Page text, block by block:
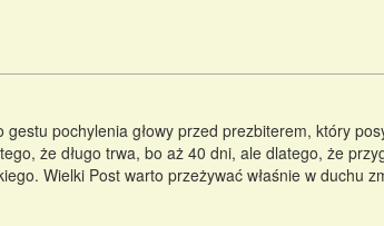
pochylenia głowy przed prezbiterem, który
że długo trwa, bo aż 40 dni, ale dlatego, że
Wielki Post warto przeżywać właśnie w duchu